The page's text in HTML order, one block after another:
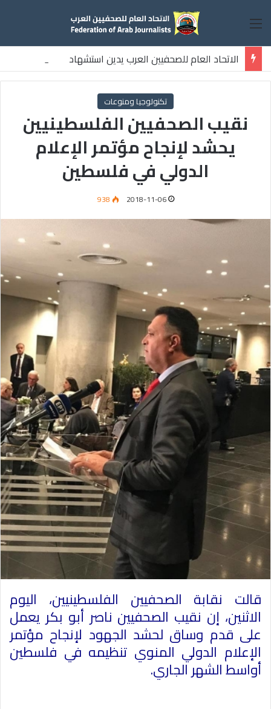
القائمة
الاتحاد العام للصحفيين العرب يدين استشهاد
ثلاثة صحفيين فلسطينيين باستهداف إسرائيلي وسط قطاع غزة
تكنولوجيا ومنوعات
نقيب الصحفيين الفلسطينيين
يحشد لإنجاح مؤتمر الإعلام
الدولي في فلسطين
2018-11-06
938
قالت نقابة الصحفيين الفلسطينيين، اليوم
الاثنين، إن نقيب الصحفيين ناصر أبو بكر يعمل
على قدم وساق لحشد الجهود لإنجاح مؤتمر
الإعلام الدولي المنوي تنظيمه في فلسطين
أواسط الشهر الجاري.